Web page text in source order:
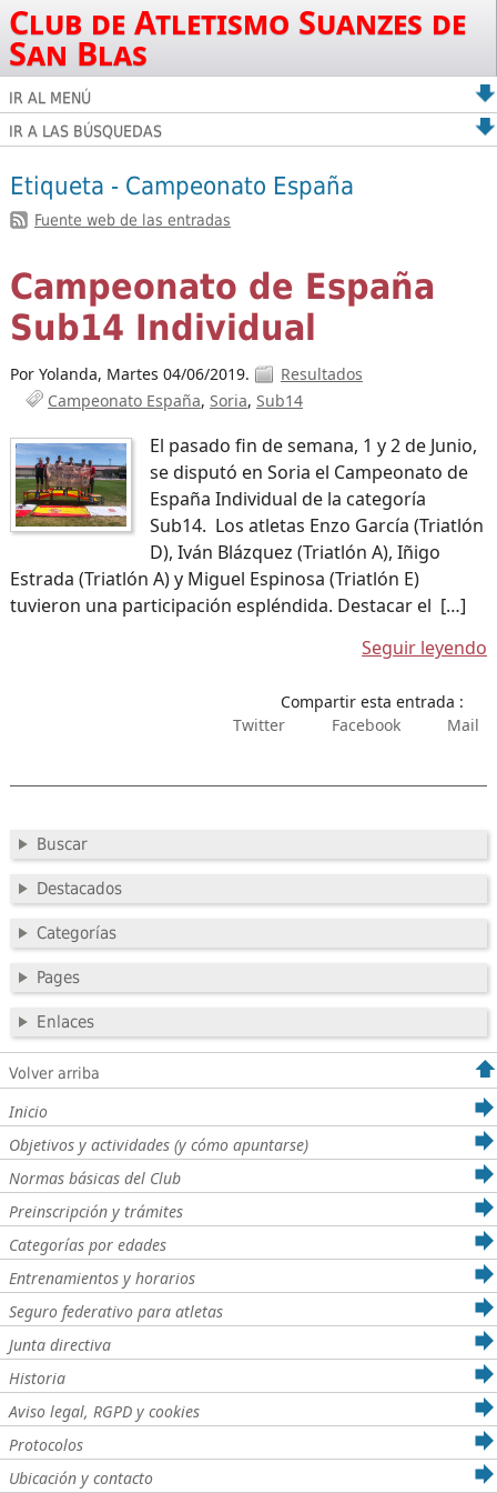
Club de Atletismo Suanzes de
San Blas
IR AL MENÚ
IR A LAS BÚSQUEDAS
Etiqueta - Campeonato España
Fuente web de las entradas
Campeonato de España
Sub14 Individual
Por Yolanda, Martes 04/06/2019.
Resultados
Campeonato España Soria Sub14
El pasado fin de semana, 1 y 2 de Junio,
se disputó en Soria el Campeonato de
España Individual de la categoría
Sub14. Los atletas Enzo García (Triatlón
D), Iván Blázquez (Triatlón A), Iñigo
Estrada (Triatlón A) y Miguel Espinosa (Triatlón E)
tuvieron una participación espléndida. Destacar el […]
Seguir leyendo
Compartir esta entrada :
Twitter
Facebook Mail
Buscar
Destacados
Categorías
Pages
Enlaces
Volver arriba
Inicio
Objetivos y actividades (y cómo apuntarse)
Normas básicas del Club
Preinscripción y trámites
Categorías por edades
Entrenamientos y horarios
Seguro federativo para atletas
Junta directiva
Historia
Aviso legal, RGPD y cookies
Protocolos
Ubicación y contacto